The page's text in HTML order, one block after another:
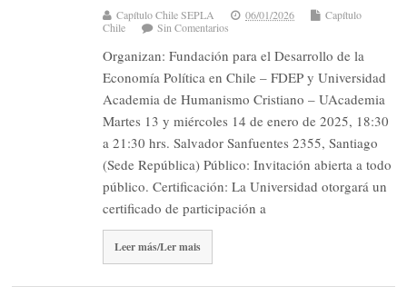
Capítulo Chile SEPLA 06/01/2026
Capítulo
Chile
Sin Comentarios
Organizan: Fundación para el Desarrollo de la
Economía Política en Chile – FDEP y Universidad
Academia de Humanismo Cristiano – UAcademia
Martes 13 y miércoles 14 de enero de 2025, 18:30
a 21:30 hrs. Salvador Sanfuentes 2355, Santiago
(Sede República) Público: Invitación abierta a todo
público. Certificación: La Universidad otorgará un
certificado de participación a
Leer más/Ler mais